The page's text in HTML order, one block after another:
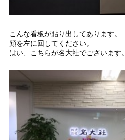
こんな看板が貼り出してあります。
顔を左に回してください。
はい、こちらが名大社でございます。